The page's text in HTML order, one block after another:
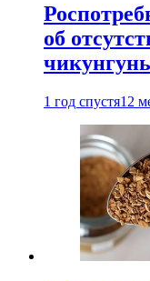
об
1 год спустя12